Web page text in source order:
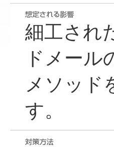
細工され
ドメール
メソッド
す。